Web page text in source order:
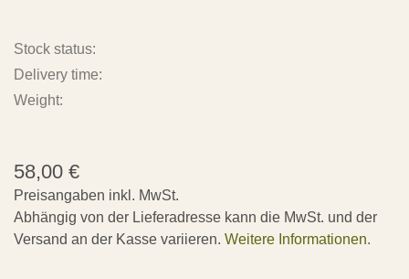
Stock status:
Delivery time:
Weight:
58,00 €
Preisangaben inkl. MwSt.
Abhängig von der Lieferadresse kann die MwSt. und der
Versand an der Kasse variieren. Weitere Informationen.